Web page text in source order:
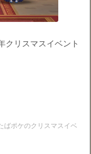
クリスマスイベント
ばポケのクリスマスイベ